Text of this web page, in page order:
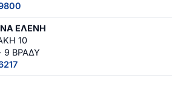
ΕΛΕΝΗ
10
9 ΒΡΑΔΥ